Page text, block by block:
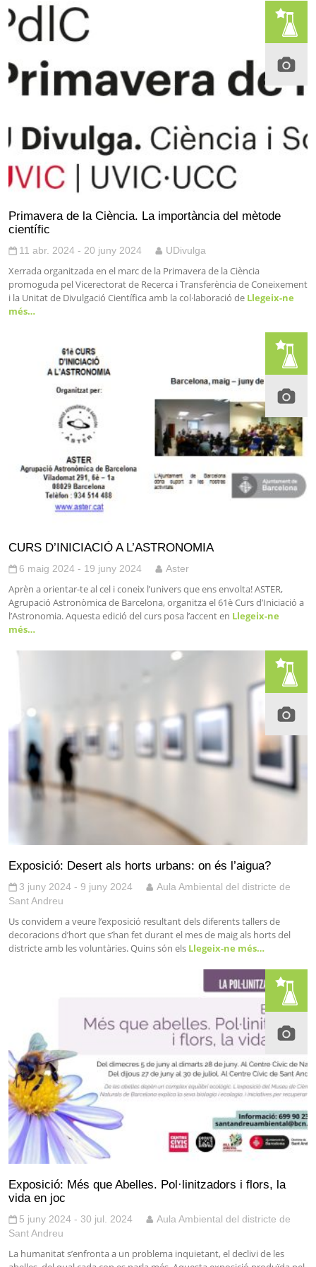
Primavera de la Ciència. La importància del mètode
científic
11 abr. 2024 - 20 juny 2024 UDivulga
Xerrada organitzada en el marc de la Primavera de la Ciència
promoguda pel Vicerectorat de Recerca i Transferència de Coneixement
i la Unitat de Divulgació Científica amb la col·laboració de Llegeix-ne
més…
CURS D’INICIACIÓ A L’ASTRONOMIA
6 maig 2024 - 19 juny 2024 Aster
Aprèn a orientar-te al cel i coneix l’univers que ens envolta! ASTER,
Agrupació Astronòmica de Barcelona, organitza el 61è Curs d’Iniciació a
l’Astronomia. Aquesta edició del curs posa l’accent en Llegeix-ne
més…
Exposició: Desert als horts urbans: on és l’aigua?
3 juny 2024 - 9 juny 2024
Aula Ambiental del districte de
Sant Andreu
Us convidem a veure l’exposició resultant dels diferents tallers de
decoracions d’hort que s’han fet durant el mes de maig als horts del
districte amb les voluntàries. Quins són els Llegeix-ne més…
Exposició: Més que Abelles. Pol·linitzadors i flors, la
vida en joc
5 juny 2024 - 30 jul. 2024
Aula Ambiental del districte de
Sant Andreu
La humanitat s’enfronta a un problema inquietant, el declivi de les